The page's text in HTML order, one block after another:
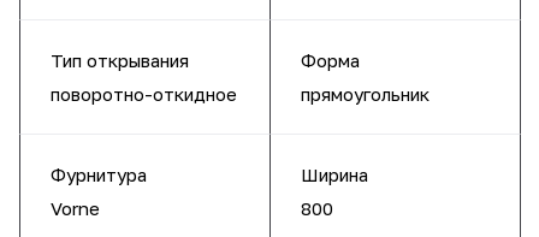
Тип открывания
поворотно-откидное
Форма
прямоугольник
Фурнитура
Vorne
Ширина
800